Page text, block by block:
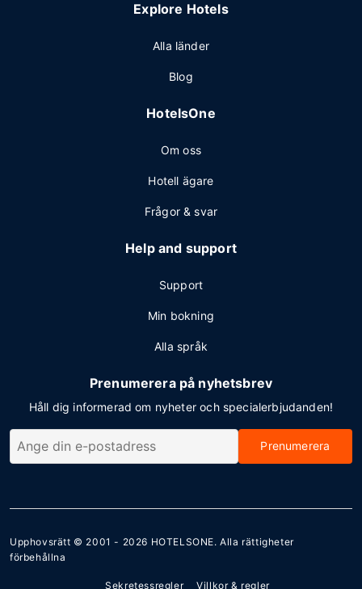
Explore Hotels
Alla länder
Blog
HotelsOne
Om oss
Hotell ägare
Frågor & svar
Help and support
Support
Min bokning
Alla språk
Prenumerera på nyhetsbrev
Håll dig informerad om nyheter och specialerbjudanden!
Prenumerera
Upphovsrätt © 2001 - 2026 HOTELSONE. Alla rättigheter
förbehållna
Sekretessregler Villkor & regler